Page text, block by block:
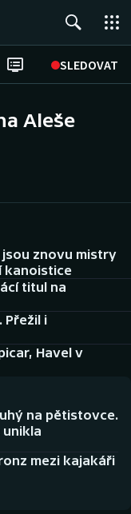
SLEDOVAT
Aleše
znovu mistry
kanoistice
titul na
Přežil i
Havel v
na pětistovce.
unikla
mezi kajakáři